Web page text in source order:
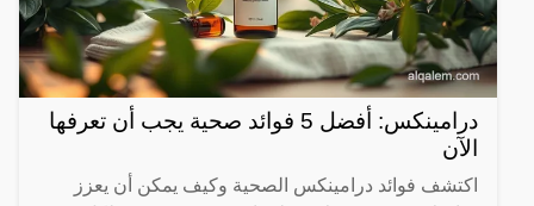
درامينكس: أفضل 5 فوائد صحية يجب أن تعرفها
الآن
اكتشف فوائد درامينكس الصحية وكيف يمكن أن يعزز